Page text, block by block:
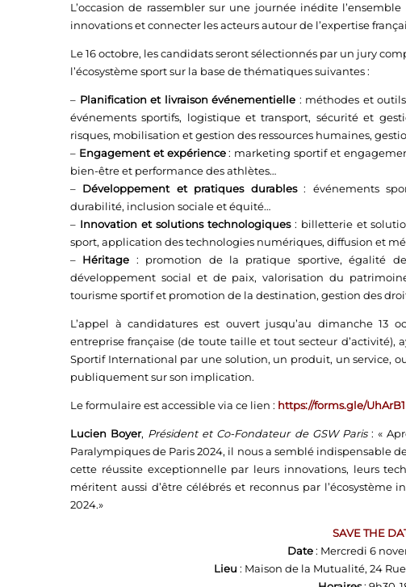
L’occasion de rassembler sur une journée inédite
innovations et connecter les acteurs autour de l’expertise
Le 16 octobre, les candidats seront sélectionnés par un jury
l’écosystème sport sur la base de thématiques suivantes :
– Planification et livraison événementielle : méthodes et
événements sportifs, logistique et transport, sécurité et
risques, mobilisation et gestion des ressources humaines,
– Engagement et expérience: marketing sportif et
bien-être et performance des athlètes…
– Développement et pratiques durables: événements
durabilité, inclusion sociale et équité…
– Innovation et solutions technologiques: billetterie et
sport, application des technologies numériques, diffusion et
– Héritage : promotion de la pratique sportive, égalité
développement social et de paix, valorisation du
tourisme sportif et promotion de la destination, gestion des
L’appel à candidatures est ouvert jusqu’au dimanche 13
entreprise française (de toute taille et tout secteur
Sportif International par une solution, un produit, un service,
publiquement sur son implication.
Le formulaire est accessible via ce lien : https://forms.gle/
Lucien Boyer, Président et Co-Fondateur de GSW Paris: «
Paralympiques de Paris 2024, il nous a semblé indispensable
cette réussite exceptionnelle par leurs innovations, leurs
méritent aussi d’être célébrés et reconnus par l’écosystème
2024.»
SAVE THE
Date: Mercredi 6
Lieu : Maison de la Mutualité, 24